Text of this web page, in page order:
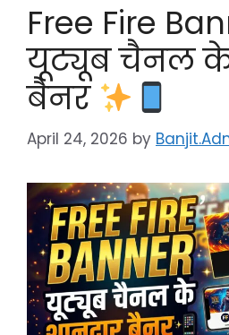
Free Fire
यूट्यूब चैनल के
बैनर
April 24, 2026 by